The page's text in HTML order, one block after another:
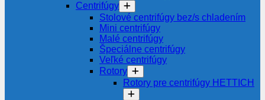
Centrifúgy
Stolové centrifúgy bez/s chladením
Mini centrifúgy
Malé centrifúgy
Špeciálne centrifúgy
Veľké centrifúgy
Rotory
Rotory pre centrifúgy HETTICH